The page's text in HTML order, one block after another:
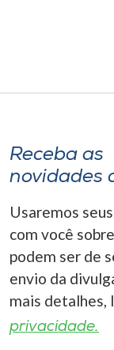
o idioma
A-
Receba as
novidades
Usaremos
com você
podem ser de
envio da
mais detalhes,
privacidade.